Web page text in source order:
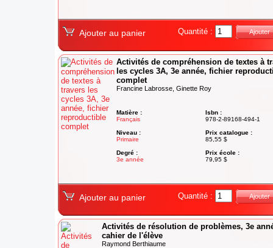
Ajouter au panier Quantité : Ajouter
Activités de compréhension de textes à
les cycles 3A, 3e année, fichier
complet
Francine Labrosse, Ginette Roy
Matière :
Français
Niveau :
Primaire
Degré :
3e année
Isbn :
978-2-89168-494-1
Prix catalogue :
85,55 $
Prix école :
79,95 $
Ajouter au panier Quantité : Ajouter
Activités de résolution de problèmes, 3e
cahier de l'élève
Raymond Berthiaume